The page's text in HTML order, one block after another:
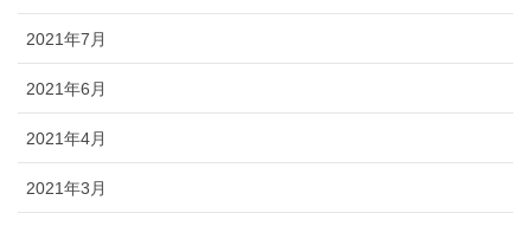
2021年7月
2021年6月
2021年4月
2021年3月